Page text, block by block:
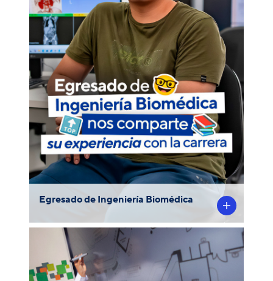
Egresado de Ingeniería Biomédica
Conoce a Esteban Aviles, egresado de
Ingeniería Biomédica, quien nos cuenta un
poco sobre su experiencia como ex alumno
destacado de la carrera y los proyectos a
futuro que tiene pensado realizar.
Se trata de Ana Cristina Aldana, estudiante
de Ingeniería Biomédica PUCP, quien